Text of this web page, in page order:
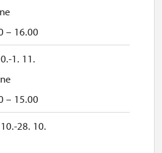
– 16.00
1. 11.
– 15.00
28. 10.